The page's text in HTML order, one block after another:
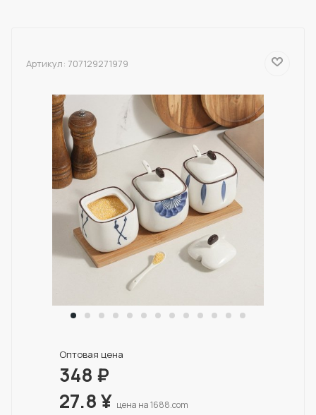
Артикул: 707129271979
Оптовая цена
348 ₽
27.8¥ цена на 1688.com